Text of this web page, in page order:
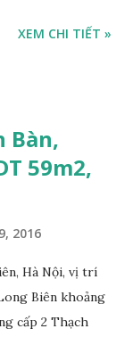
chủ, giá bán:
XEM CHI TIẾT »
Bàn,
59m2,
2016
Hà Nội, vị trí
Biên khoảng
cấp 2 Thạch